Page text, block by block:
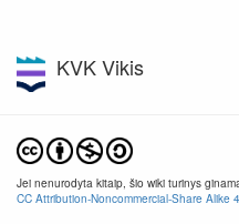
KVK Vikis
Jei nenurodyta kitaip, šio wiki turinys
CC Attribution-Noncommercial-Share Alike